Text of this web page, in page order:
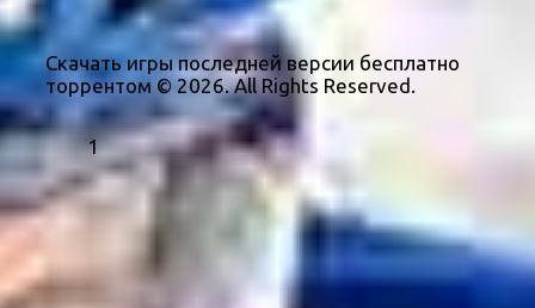
Скачать игры последней версии бесплатно
торрентом © 2026. All Rights Reserved.
1